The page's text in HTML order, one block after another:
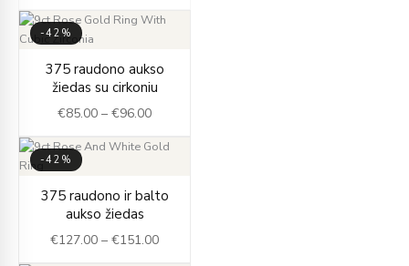
-42%
375 raudono aukso
žiedas su cirkoniu
€85.00 – €96.00
range:
€85.00
through
-42%
375 raudono ir balto
aukso žiedas
€127.00 – €151.00
range:
through